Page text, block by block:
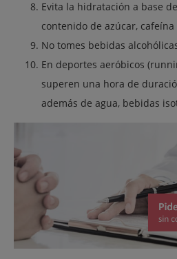
Evita la hidratación a base
contenido de azúcar,
No tomes bebidas
En deportes aeróbicos
superen una hora de
además de agua, bebidas